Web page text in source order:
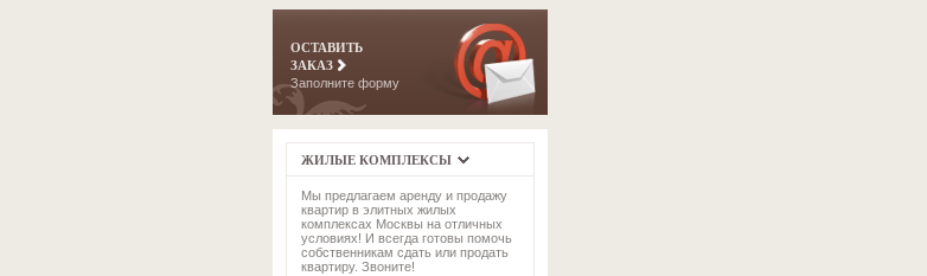
ОСТАВИТЬ
ЗАКАЗ
Заполните форму
ЖИЛЫЕ КОМПЛЕКСЫ
Мы предлагаем аренду и продажу
квартир в элитных жилых
комплексах Москвы на отличных
условиях! И всегда готовы помочь
собственникам сдать или продать
квартиру. Звоните!